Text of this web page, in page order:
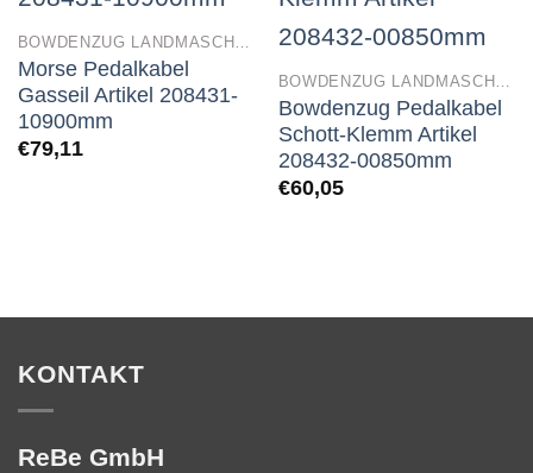
BOWDENZUG LANDMASCHINEN
Morse Pedalkabel
Gasseil Artikel 208431-
10900mm
€79,11
BOWDENZUG LANDMASCHINEN
Bowdenzug Pedalkabel
Schott-Klemm Artikel
208432-00850mm
€60,05
KONTAKT
ReBe GmbH